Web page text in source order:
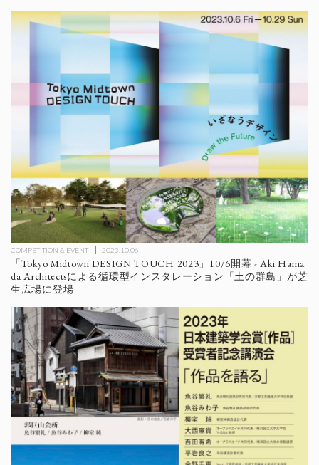
COMPETITION & EVENT 2023.10.06
「Tokyo Midtown DESIGN TOUCH 2023」10/6開幕 - Aki Hama
da Architectsによる循環型インスタレーション「土の群島」が芝
生広場に登場